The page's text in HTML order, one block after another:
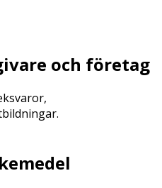
och företag